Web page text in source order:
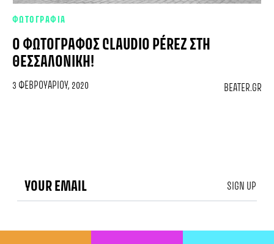
ΦΩΤΟΓΡΑΦΙΑ
Ο ΦΩΤΟΓΡΆΦΟΣ CLAUDIO PÉREZ ΣΤΗ
ΘΕΣΣΑΛΟΝΊΚΗ!
3 ΦΕΒΡΟΥΑΡΊΟΥ, 2020 BEATER.GR
SIGN UP